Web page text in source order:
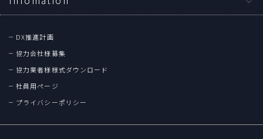
DX推進計画
協力会社様募集
協力業者様様式ダウンロード
社員用ページ
プライバシーポリシー